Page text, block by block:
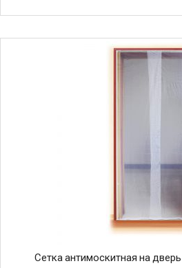
Сетка антимоскитная на